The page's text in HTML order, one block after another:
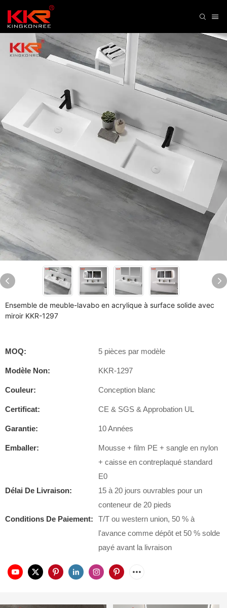
Ensemble de meuble-lavabo en acrylique à surface solide avec
miroir KKR-1297
MOQ: 5 pièces par modèle
Modèle Non: KKR-1297
Couleur: Conception blanc
Certificat: CE & SGS & Approbation UL
Garantie: 10 Années
Emballer:
Mousse + film PE + sangle en nylon
+ caisse en contreplaqué standard
E0
Délai De Livraison:
15 à 20 jours ouvrables pour un
conteneur de 20 pieds
Conditions De Paiement:
T/T ou western union, 50 % à
l'avance comme dépôt et 50 % solde
payé avant la livraison